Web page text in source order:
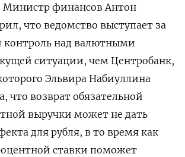
Министр финансов Антон
что ведомство выступает за
контроль над валютными
ситуации, чем Центробанк,
Эльвира Набиуллина
что возврат обязательной
выручки может не дать
для рубля, в то время как
ставки поможет